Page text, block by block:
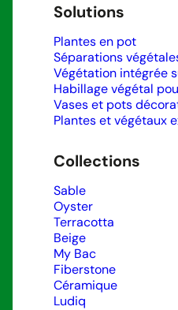
Solutions
Plantes en pot
Séparations
Végétation intégrée
Habillage végétal
Vases et pots
Plantes et végétaux
Collections
Sable
Oyster
Terracotta
Beige
My Bac
Fiberstone
Céramique
Ludiq